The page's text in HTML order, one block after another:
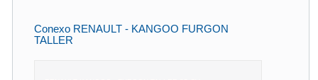
Conexo RENAULT - KANGOO FURGON
TALLER